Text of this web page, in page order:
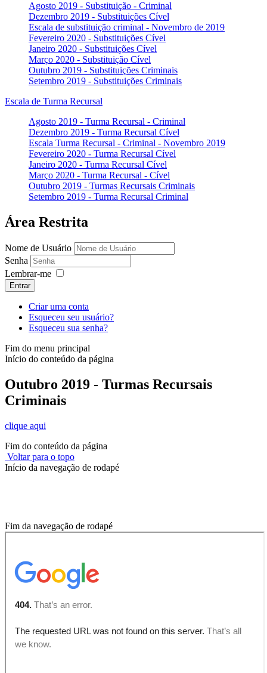
Agosto 2019 - Substituição - Criminal
Dezembro 2019 - Substituições Cível
Escala de substituição criminal - Novembro de 2019
Fevereiro 2020 - Substituições Cível
Janeiro 2020 - Substituições Cível
Março 2020 - Substituição Cível
Outubro 2019 - Substituições Criminais
Setembro 2019 - Substituições Criminais
Escala de Turma Recursal
Agosto 2019 - Turma Recursal - Criminal
Dezembro 2019 - Turma Recursal Cível
Escala Turma Recursal - Criminal - Novembro 2019
Fevereiro 2020 - Turma Recursal Cível
Janeiro 2020 - Turma Recursal Cível
Março 2020 - Turma Recursal - Cível
Outubro 2019 - Turmas Recursais Criminais
Setembro 2019 - Turma Recursal Criminal
Área Restrita
Nome de Usuário
Senha
Lembrar-me
Entrar
Criar uma conta
Esqueceu seu usuário?
Esqueceu sua senha?
Fim do menu principal
Início do conteúdo da página
Outubro 2019 - Turmas Recursais
Criminais
clique aqui
Fim do conteúdo da página
Voltar para o topo
Início da navegação de rodapé
Fim da navegação de rodapé